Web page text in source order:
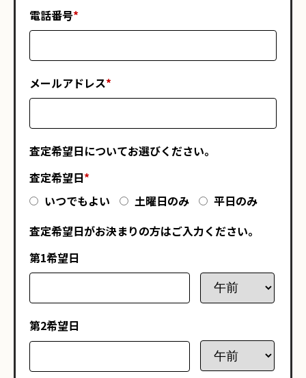
電話番号*
メールアドレス*
査定希望日についてお選びください。
査定希望日*
いつでもよい
土曜日のみ
平日のみ
査定希望日がお決まりの方はご入力ください。
第1希望日
第2希望日